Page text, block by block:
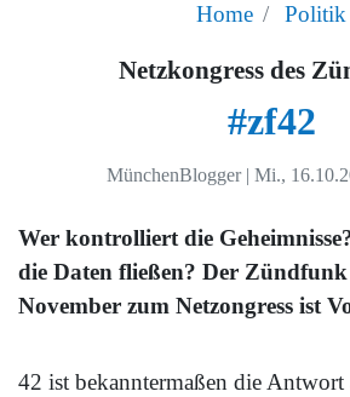
Home Politik
Netzkongress des
#zf42
MünchenBlogger | Mi.,
Wer kontrolliert die
die Daten fließen? Der
November zum Netzongress ist
42 ist bekanntermaßen die Antwort